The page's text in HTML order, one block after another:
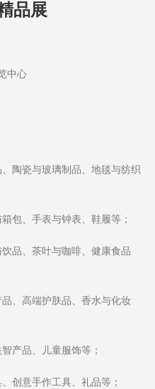
品展
中心
陶瓷与玻璃制品、地毯与纺织
包、手表与钟表、鞋履等；
品、茶叶与咖啡、健康食品
、高端护肤品、香水与化妆
产品、儿童服饰等；
创意手作工具、礼品等；